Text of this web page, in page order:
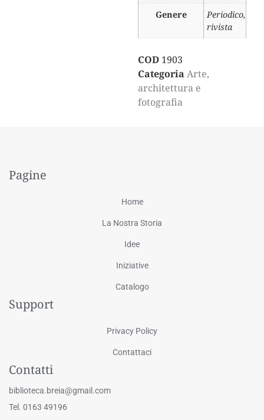
Genere
Periodico,
rivista
COD 1903
Categoria Arte,
architettura e
fotografia
Pagine
Home
La Nostra Storia
Idee
Iniziative
Catalogo
Support
Privacy Policy
Contattaci
Contatti
biblioteca.breia@gmail.com
Tel. 0163 49196